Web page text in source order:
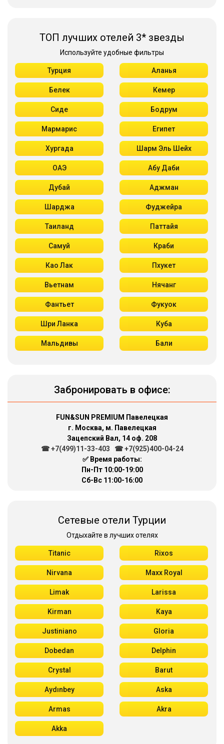
ТОП лучших отелей 3* звезды
Используйте удобные фильтры
Турция Аланья
Белек Кемер
Сиде Бодрум
Мармарис Египет
Хургада Шарм Эль Шейх
ОАЭ Абу Даби
Дубай Аджман
Шарджа Фуджейра
Таиланд Паттайя
Самуй Краби
Као Лак Пхукет
Вьетнам Нячанг
Фантьет Фукуок
Шри Ланка Куба
Мальдивы Бали
Забронировать в офисе:
FUN&SUN PREMIUM Павелецкая
г. Москва, м. Павелецкая
Зацепский Вал, 14 оф. 208
☎ +7(499)11-33-403
☎ +7(925)400-04-24
✅ Время работы:
Пн-Пт 10:00-19:00
Сб-Вс 11:00-16:00
Сетевые отели Турции
Отдыхайте в лучших отелях
Titanic Rixos
Nirvana Maxx Royal
Limak Larissa
Kirman Kaya
Justiniano Gloria
Dobedan Delphin
Crystal Barut
Aydınbey Aska
Armas Akra
Akka